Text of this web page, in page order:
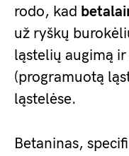
rodo, kad
už ryškų
ląstelių augimą ir
(programuotą
ląstelėse.
Betaninas,